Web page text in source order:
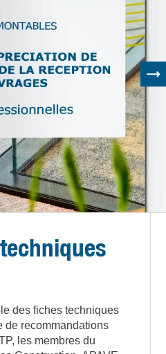
des fiches techniques
de recommandations
les membres du